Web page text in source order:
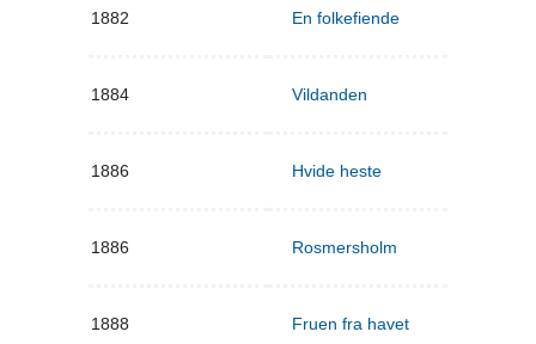
1882 En folkefiende
1884 Vildanden
1886 Hvide heste
1886 Rosmersholm
1888 Fruen fra havet